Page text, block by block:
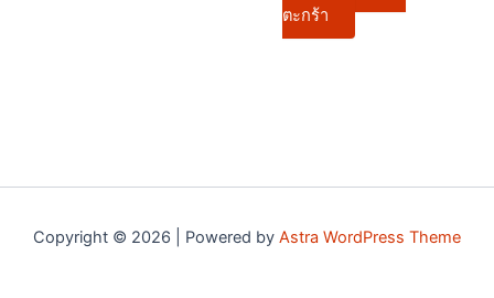
ตะกร้า
Copyright © 2026 | Powered by Astra WordPress Theme